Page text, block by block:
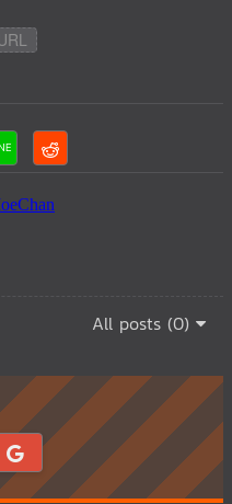
All posts (0)